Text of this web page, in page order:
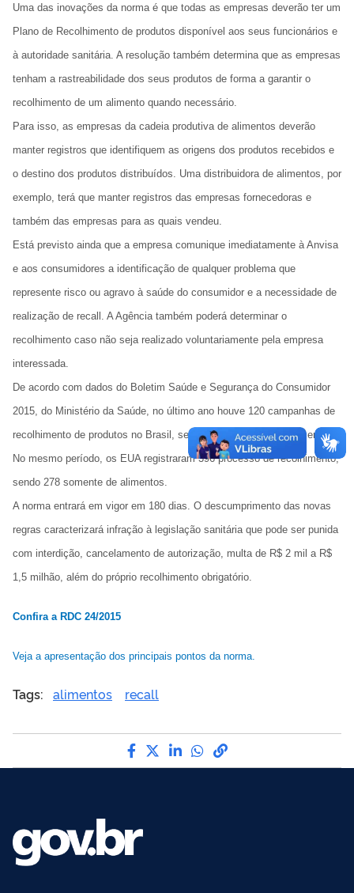
Uma das inovações da norma é que todas as empresas deverão ter um
Plano de Recolhimento de produtos disponível aos seus funcionários e
à autoridade sanitária. A resolução também determina que as empresas
tenham a rastreabilidade dos seus produtos de forma a garantir o
recolhimento de um alimento quando necessário.
Para isso, as empresas da cadeia produtiva de alimentos deverão
manter registros que identifiquem as origens dos produtos recebidos e
o destino dos produtos distribuídos. Uma distribuidora de alimentos, por
exemplo, terá que manter registros das empresas fornecedoras e
também das empresas para as quais vendeu.
Está previsto ainda que a empresa comunique imediatamente à Anvisa
e aos consumidores a identificação de qualquer problema que
represente risco ou agravo à saúde do consumidor e a necessidade de
realização de recall. A Agência também poderá determinar o
recolhimento caso não seja realizado voluntariamente pela empresa
interessada.
De acordo com dados do Boletim Saúde e Segurança do Consumidor
2015, do Ministério da Saúde, no último ano houve 120 campanhas de
recolhimento de produtos no Brasil, sendo seis referentes a alimentos.
No mesmo período, os EUA registraram 396 processo de recolhimento,
sendo 278 somente de alimentos.
A norma entrará em vigor em 180 dias. O descumprimento das novas
regras caracterizará infração à legislação sanitária que pode ser punida
com interdição, cancelamento de autorização, multa de R$ 2 mil a R$
1,5 milhão, além do próprio recolhimento obrigatório.
Confira a RDC 24/2015
Veja a apresentação dos principais pontos da norma.
Tags: alimentos recall
Compartilhe por Facebook
Compartilhe por Twitter
Compartilhe por
Compartilhe por
link para Copiar